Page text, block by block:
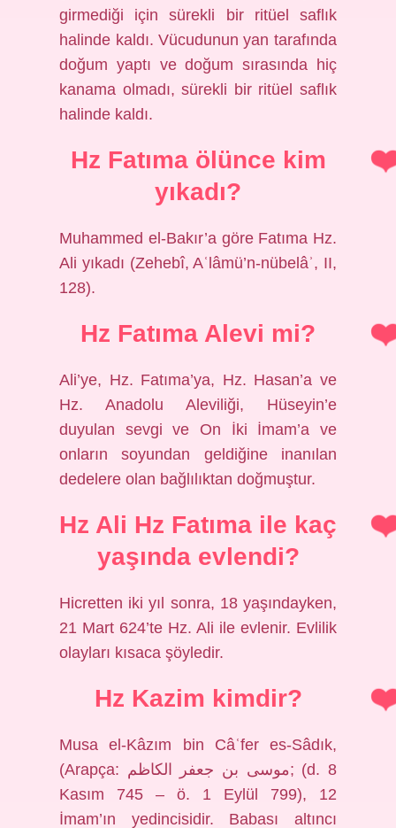
girmediği için sürekli bir ritüel saflık
halinde kaldı. Vücudunun yan tarafında
doğum yaptı ve doğum sırasında hiç
kanama olmadı, sürekli bir ritüel saflık
halinde kaldı.
Hz Fatıma ölünce kim
yıkadı?
Muhammed el-Bakır’a göre Fatıma Hz.
Ali yıkadı (Zehebî, Aʿlâmü’n-nübelâʾ, II,
128).
Hz Fatıma Alevi mi?
Ali’ye, Hz. Fatıma’ya, Hz. Hasan’a ve
Hz. Anadolu Aleviliği, Hüseyin’e
duyulan sevgi ve On İki İmam’a ve
onların soyundan geldiğine inanılan
dedelere olan bağlılıktan doğmuştur.
Hz Ali Hz Fatıma ile kaç
yaşında evlendi?
Hicretten iki yıl sonra, 18 yaşındayken,
21 Mart 624’te Hz. Ali ile evlenir. Evlilik
olayları kısaca şöyledir.
Hz Kazim kimdir?
Musa el-Kâzım bin Câʿfer es-Sâdık,
(Arapça: موسى بن جعفر الكاظم; (d. 8
Kasım 745 – ö. 1 Eylül 799), 12
İmam’ın yedincisidir. Babası altıncı